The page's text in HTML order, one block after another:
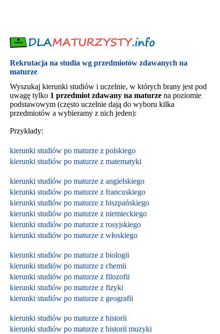
Rekrutacja na studia wg przedmiotów zdawanych na
maturze
Wyszukaj kierunki studiów i uczelnie, w których brany jest pod
uwagę tylko 1 przedmiot zdawany na maturze na poziomie
podstawowym (często uczelnie dają do wyboru kilka
przedmiotów a wybieramy z nich jeden):
Przykłady:
kierunki studiów po maturze z polskiego
kierunki studiów po maturze z matematyki
kierunki studiów po maturze z angielskiego
kierunki studiów po maturze z francuskiego
kierunki studiów po maturze z hiszpańskiego
kierunki studiów po maturze z niemieckiego
kierunki studiów po maturze z rosyjskiego
kierunki studiów po maturze z włoskiego
kierunki studiów po maturze z biologii
kierunki studiów po maturze z chemii
kierunki studiów po maturze z filozofii
kierunki studiów po maturze z fizyki
kierunki studiów po maturze z geografii
kierunki studiów po maturze z historii
kierunki studiów po maturze z historii muzyki